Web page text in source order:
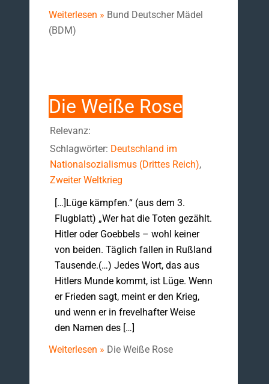
Weiterlesen » Bund Deutscher Mädel
(BDM)
Die Weiße Rose
Relevanz:
Schlagwörter: Deutschland im
Nationalsozialismus (Drittes Reich),
Zweiter Weltkrieg
[…]Lüge kämpfen.“ (aus dem 3.
Flugblatt) „Wer hat die Toten gezählt.
Hitler oder Goebbels – wohl keiner
von beiden. Täglich fallen in Rußland
Tausende.(…) Jedes Wort, das aus
Hitlers Munde kommt, ist Lüge. Wenn
er Frieden sagt, meint er den Krieg,
und wenn er in frevelhafter Weise
den Namen des […]
Weiterlesen » Die Weiße Rose